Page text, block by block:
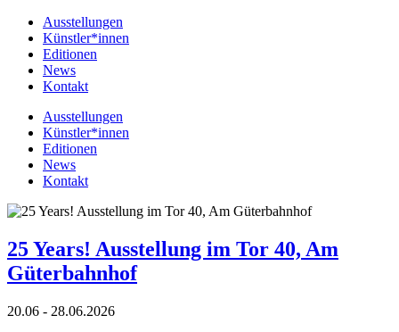
Ausstellungen
Künstler*innen
Editionen
News
Kontakt
Ausstellungen
Künstler*innen
Editionen
News
Kontakt
25 Years! Ausstellung im Tor 40, Am
Güterbahnhof
20.06 - 28.06.2026